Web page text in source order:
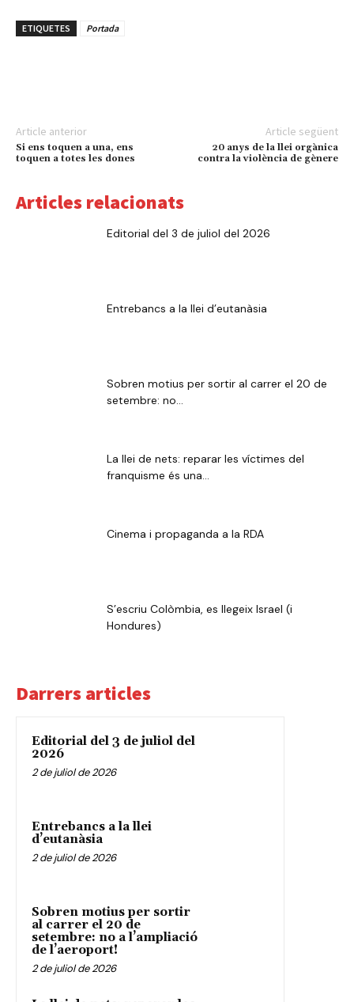
ETIQUETES Portada
Article anterior
Si ens toquen a una, ens
toquen a totes les dones
Article següent
20 anys de la llei orgànica
contra la violència de gènere
Articles relacionats
Editorial del 3 de juliol del 2026
Entrebancs a la llei d’eutanàsia
Sobren motius per sortir al carrer el 20 de
setembre: no...
La llei de nets: reparar les víctimes del
franquisme és una...
Cinema i propaganda a la RDA
S’escriu Colòmbia, es llegeix Israel (i
Hondures)
Darrers articles
Editorial del 3 de juliol del
2026
2 de juliol de 2026
Entrebancs a la llei
d’eutanàsia
2 de juliol de 2026
Sobren motius per sortir
al carrer el 20 de
setembre: no a l’ampliació
de l’aeroport!
2 de juliol de 2026